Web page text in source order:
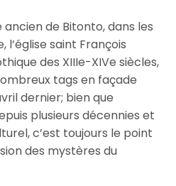
de Bitonto, dans les
l’église saint François
des XIIIe-XIVe siècles,
tags en façade
dernier; bien que
plusieurs décennies et
c’est toujours le point
des mystères du